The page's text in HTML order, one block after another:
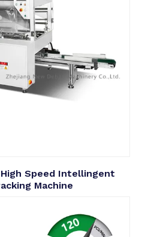
High Speed Intellingent
Machine